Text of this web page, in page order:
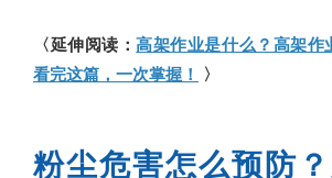
〈延伸阅读：高架作业是什么？高架作
看完这篇，一次掌握！ 〉
粉尘危害怎么预防